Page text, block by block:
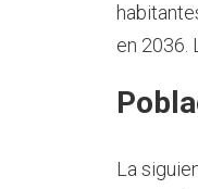
en 2036.
La